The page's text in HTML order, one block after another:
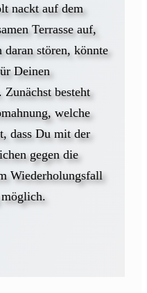
nackt auf dem
Terrasse auf,
daran stören, könnte
Deinen
besteht
welche
dass Du mit der
gegen die
Wiederholungsfall